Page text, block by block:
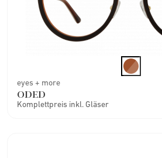
eyes + more
ODED
Komplettpreis inkl. Gläser